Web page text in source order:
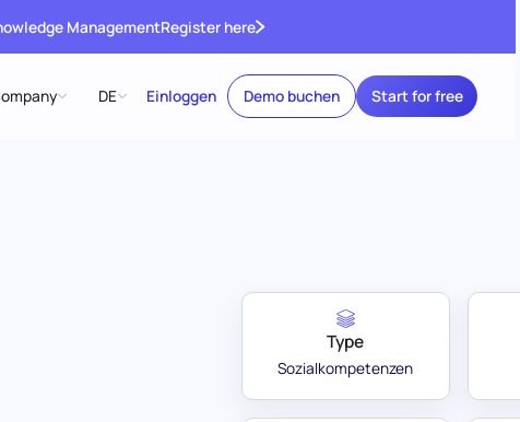
ManagementRegister here
DE Einloggen Demo buchen Start for free
Type
Sozialkompetenzen